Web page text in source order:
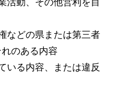
などの県または第三者
のある内容
いる内容、または違反